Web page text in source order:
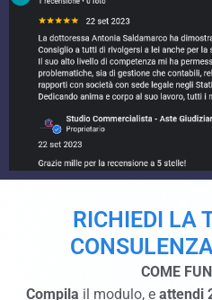
RICHIEDI LA
COME
Compila il modulo, e attendi